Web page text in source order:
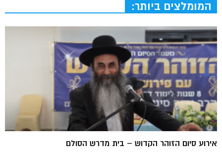
המומלצים ביותר:
אירוע סיום הזוהר הקדוש – בית מדרש הסולם